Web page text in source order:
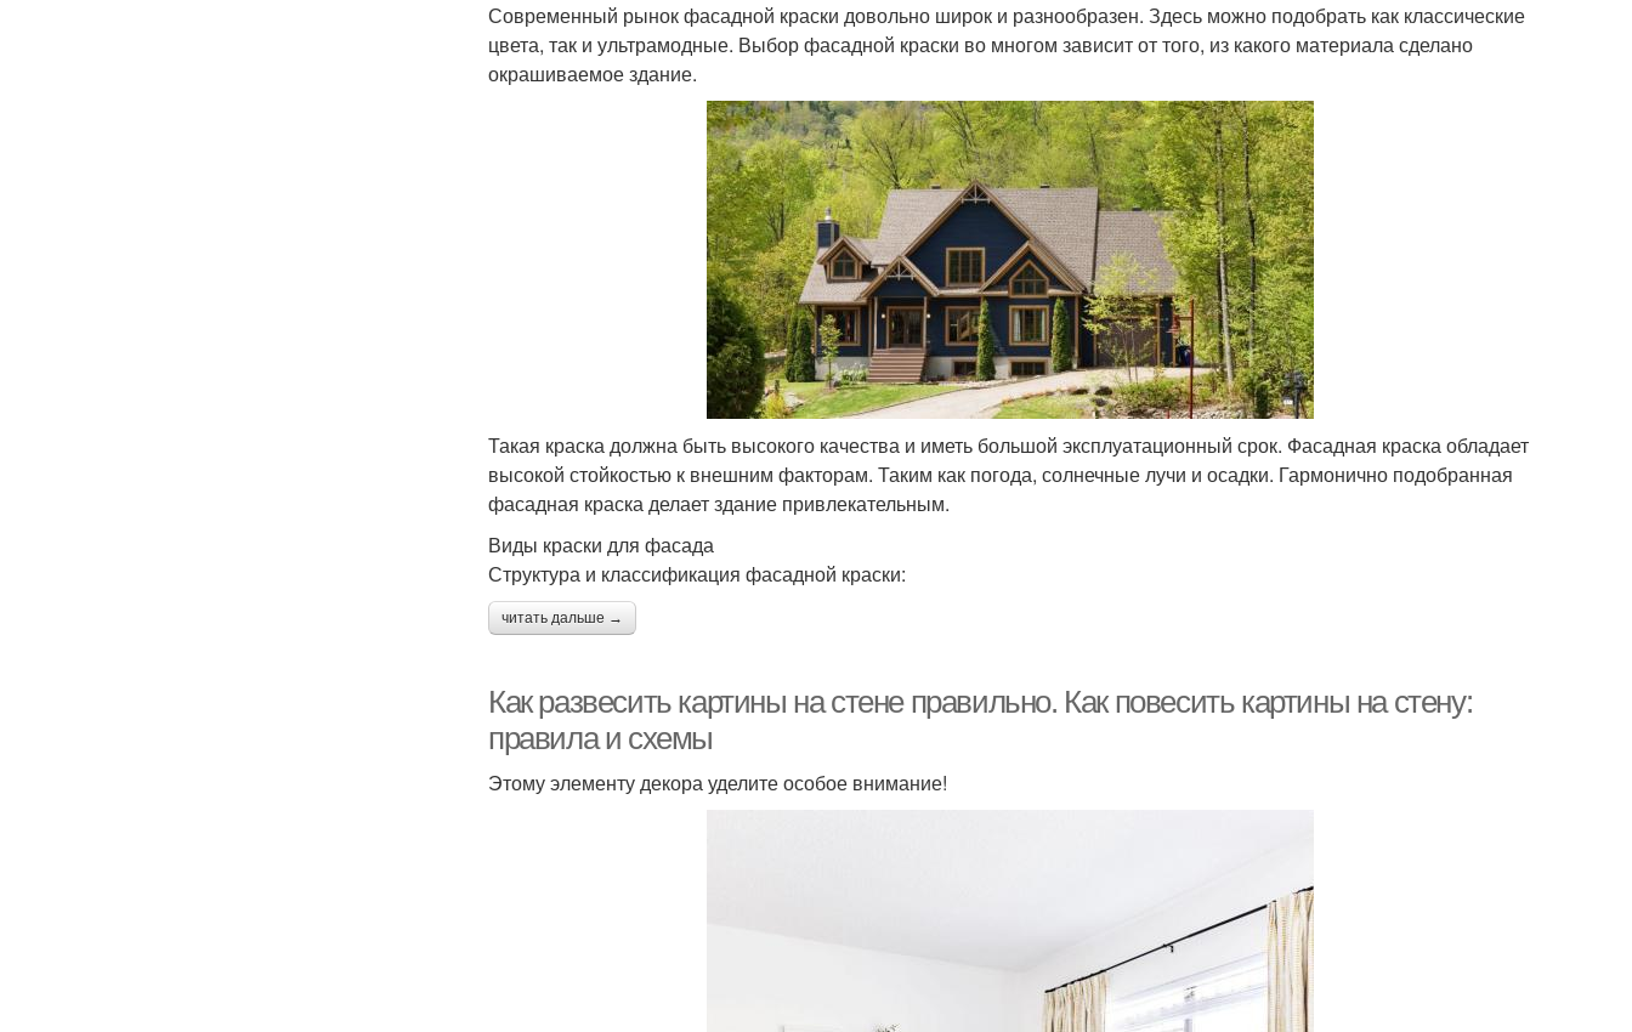
Современный рынок фасадной краски довольно широк и разнообразен. Здесь можно подобрать как классические
цвета, так и ультрамодные. Выбор фасадной краски во многом зависит от того, из какого материала сделано
окрашиваемое здание.
Такая краска должна быть высокого качества и иметь большой эксплуатационный срок. Фасадная краска обладает
высокой стойкостью к внешним факторам. Таким как погода, солнечные лучи и осадки. Гармонично подобранная
фасадная краска делает здание привлекательным.
Виды краски для фасада
Структура и классификация фасадной краски:
читать дальше →
Как развесить картины на стене правильно. Как повесить картины на стену:
правила и схемы
Этому элементу декора уделите особое внимание!